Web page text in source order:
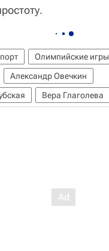
Олимпийские игры
Александр Овечкин
Вера Глаголева